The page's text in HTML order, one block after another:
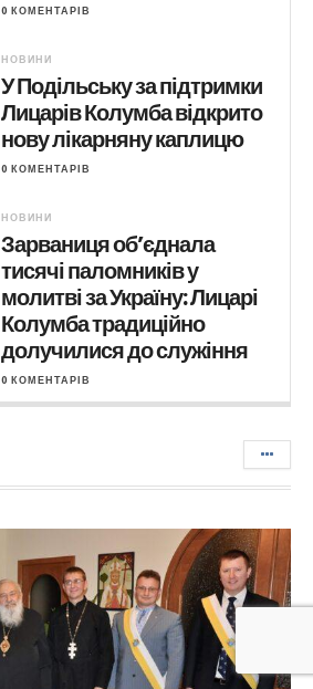
0 КОМЕНТАРІВ
НОВИНИ
У Подільську за підтримки
Лицарів Колумба відкрито
нову лікарняну каплицю
0 КОМЕНТАРІВ
НОВИНИ
Зарваниця об’єднала
тисячі паломників у
молитві за Україну: Лицарі
Колумба традиційно
долучилися до служіння
0 КОМЕНТАРІВ